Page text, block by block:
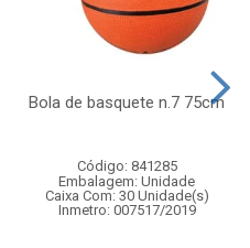
Bola de basquete n.7 75cm
Código: 841285
Embalagem: Unidade
Caixa Com: 30 Unidade(s)
Inmetro: 007517/2019